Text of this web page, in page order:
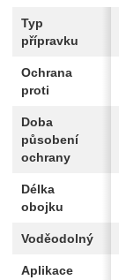
Typ
přípravku
Ochrana
proti
Doba
působení
ochrany
Délka
obojku
Voděodolný
Aplikace